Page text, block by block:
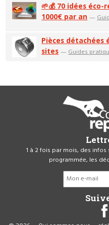
🌱💰 70 idées
1000€ par an —
Pièces détachées
sites — Guides
1 à 2 fois par mois, des
programmée, les